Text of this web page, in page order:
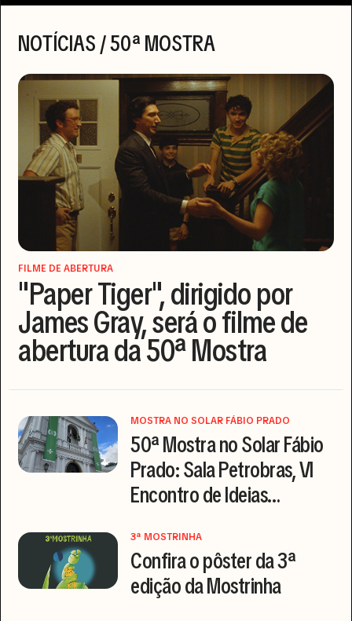
NOTÍCIAS / 50ª MOSTRA
FILME DE ABERTURA
"Paper Tiger", dirigido por
James Gray, será o filme de
abertura da 50ª Mostra
MOSTRA NO SOLAR FÁBIO PRADO
50ª Mostra no Solar Fábio
Prado: Sala Petrobras, VI
Encontro de Ideias
mais
3ª MOSTRINHA
Confira o pôster da 3ª
edição da Mostrinha